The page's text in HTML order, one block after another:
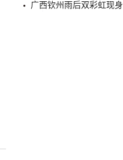
广西钦州雨后双彩虹现身